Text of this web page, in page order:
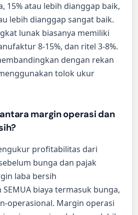
15% atau lebih dianggap baik,
lebih dianggap sangat baik.
lunak biasanya memiliki
8-15%, dan ritel 3-8%.
dengan rekan
tolok ukur
margin operasi dan
profitabilitas dari
bunga dan pajak
laba bersih
biaya termasuk bunga,
operasional. Margin operasi